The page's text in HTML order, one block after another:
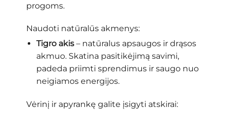
progoms.
Naudoti natūralūs akmenys:
Tigro akis– natūralus apsaugos ir drąsos
akmuo. Skatina pasitikėjimą savimi,
padeda priimti sprendimus ir saugo nuo
neigiamos energijos.
Vėrinį ir apyrankę galite įsigyti atskirai: